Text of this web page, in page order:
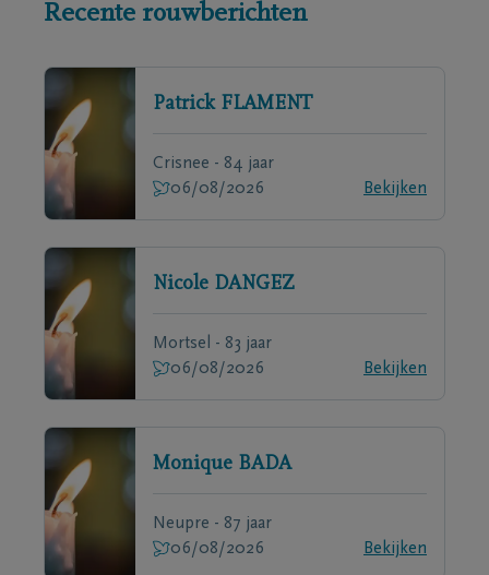
Recente rouwberichten
Patrick FLAMENT
Crisnee - 84 jaar
06/08/2026
Bekijken
Nicole DANGEZ
Mortsel - 83 jaar
06/08/2026
Bekijken
Monique BADA
Neupre - 87 jaar
06/08/2026
Bekijken